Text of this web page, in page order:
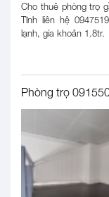
Cho thuê phòng trọ
Tĩnh liên hệ
lạnh, gía khoản 1.8tr.
Phòng trọ